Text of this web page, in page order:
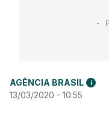
AGÊNCIA BRASIL i
13/03/2020 - 10:55